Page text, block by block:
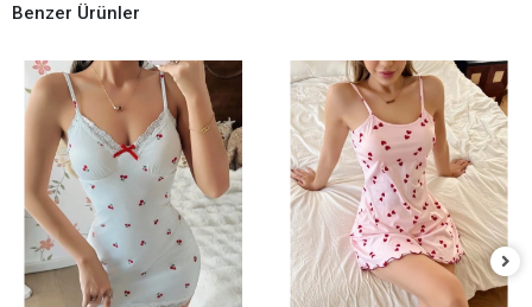
Benzer Ürünler